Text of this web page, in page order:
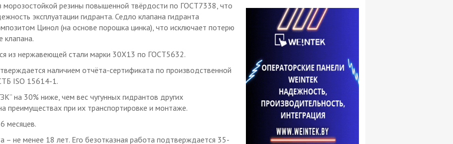
морозостойкой резины повышенной твёрдости по ГОСТ7338, что
эксплуатации гидранта. Седло клапана гидранта
Цинол (на основе порошка цинка), что исключает потерю
клапана.
из нержавеющей стали марки 30Х13 по ГОСТ5632.
наличием отчёта-сертификата по производственной
ISO 15614-1.
на 30% ниже, чем вес чугунных гидрантов других
преимуществах при их транспортировке и монтаже.
месяцев.
– не менее 18 лет. Его безотказная работа подтверждается 35-